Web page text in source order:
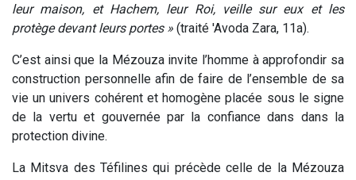
leur maison, et Hachem, leur Roi, veille sur eux et les
protège devant leurs portes » (traité 'Avoda Zara, 11a).
C’est ainsi que la Mézouza invite l’homme à approfondir sa
construction personnelle afin de faire de l’ensemble de sa
vie un univers cohérent et homogène placée sous le signe
de la vertu et gouvernée par la confiance dans dans la
protection divine.
La Mitsva des Téfilines qui précède celle de la Mézouza